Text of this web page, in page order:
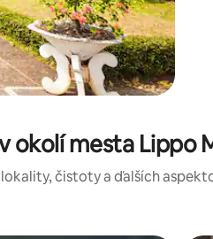
mesta Lippo
čistoty a ďalších